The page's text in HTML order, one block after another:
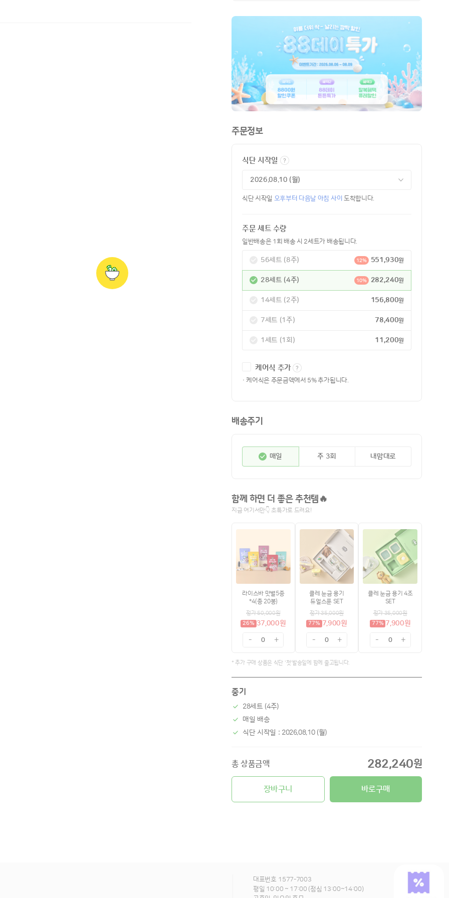
주문정보
식단 시작일
식단 시작일 오후부터 다음날 아침 사이 도착합니다.
주문 세트 수량
일반배송은 1회 배송 시 2세트가 배송됩니다.
56세트 (8주) 12% 551,930원
28세트 (4주) 10% 282,240원
14세트 (2주) 156,800원
7세트 (1주) 78,400원
1세트 (1회) 11,200원
케어식 추가
· 케어식은 주문금액에서 5% 추가됩니다.
배송주기
매일 주 3회 내맘대로
함께 하면 더 좋은 추천템🔥
지금 여기서만👇 초특가로 드려요!
라이스바 맛별5종
*4(총 20봉)
정가 50,000원
26% 37,000원
- 0 +
클레 눈금 용기
듀얼스푼 SET
정가 35,000원
77% 7,900원
- 0 +
클레 눈금 용기 4조
SET
정가 35,000원
77% 7,900원
- 0 +
* 추가 구매 상품은 식단 '첫'발송일에 함께 출고됩니다.
중기
28세트 (4주)
매일 배송
식단 시작일 : 2026.08.10 (월)
총 상품금액 282,240원
장바구니 바로구매
대표번호 1577-7003
평일 10:00 ~ 17:00 (점심 13:00~14:00)